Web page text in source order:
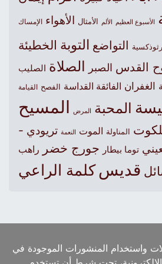
العظيم الألم الأمثال الأهواء الإمساك
التواضع التوبة الخطيئة
القدس الصبر الصلاة الصليب
الفائقة القداسة الفصح القيامة
المحبة المرض المسيح
المناولة الموت النعمة تريودي -
توما بيطار جورج خضر راهب
قديس كلمة الراعي
واستخدام المنشورات الموجودة في